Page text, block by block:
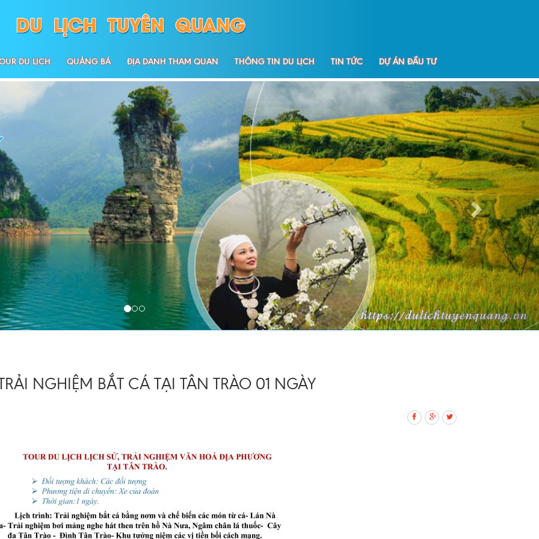
DU LỊCH QUẢNG BÁ ĐỊA DANH THAM QUAN THÔNG TIN DU LỊCH TIN TỨC DỰ ÁN ĐẦU TƯ
NGHIỆM BẮT CÁ TẠI TÂN TRÀO 01 NGÀY